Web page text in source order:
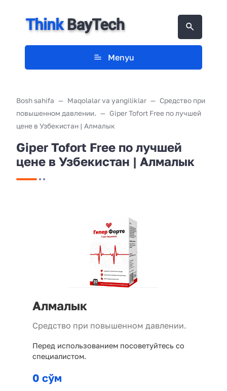
Menyu
Bosh sahifa Maqolalar va yangiliklar
Средство при
повышенном давлении.
Giper Tofort Free по лучшей
цене в Узбекистан | Алмалык
Giper Tofort Free по лучшей
цене в Узбекистан | Алмалык
Алмалык
Средство при повышенном давлении.
Перед использованием посоветуйтесь со
специалистом.
0 сўм